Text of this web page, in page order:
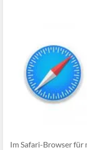
Im Safari-Browser für